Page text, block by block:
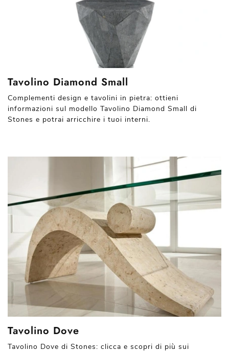
Tavolino Diamond Small
Complementi design e tavolini in pietra: ottieni
informazioni sul modello Tavolino Diamond Small di
Stones e potrai arricchire i tuoi interni.
Tavolino Dove
Tavolino Dove di Stones: clicca e scopri di più sui